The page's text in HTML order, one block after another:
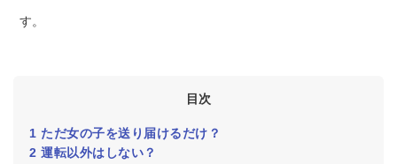
す。
目次
1 ただ女の子を送り届けるだけ？
2 運転以外はしない？